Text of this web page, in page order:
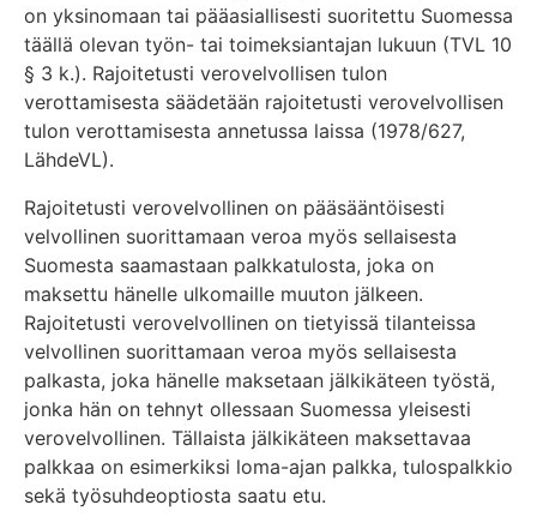
on yksinomaan tai pääasiallisesti suoritettu Suomessa
täällä olevan työn- tai toimeksiantajan lukuun (TVL 10
§ 3 k.). Rajoitetusti verovelvollisen tulon
verottamisesta säädetään rajoitetusti verovelvollisen
tulon verottamisesta annetussa laissa (1978/627,
LähdeVL).
Rajoitetusti verovelvollinen on pääsääntöisesti
velvollinen suorittamaan veroa myös sellaisesta
Suomesta saamastaan palkkatulosta, joka on
maksettu hänelle ulkomaille muuton jälkeen.
Rajoitetusti verovelvollinen on tietyissä tilanteissa
velvollinen suorittamaan veroa myös sellaisesta
palkasta, joka hänelle maksetaan jälkikäteen työstä,
jonka hän on tehnyt ollessaan Suomessa yleisesti
verovelvollinen. Tällaista jälkikäteen maksettavaa
palkkaa on esimerkiksi loma-ajan palkka, tulospalkkio
sekä työsuhdeoptiosta saatu etu.